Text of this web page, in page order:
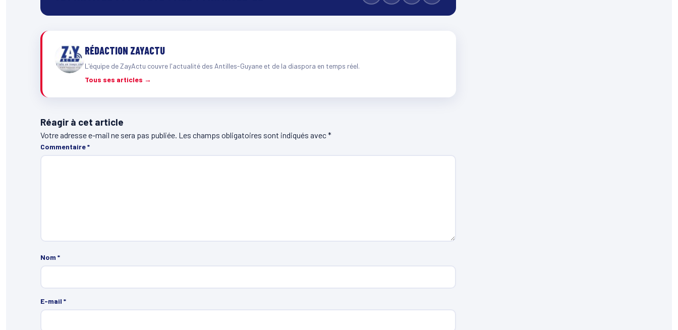
RÉDACTION ZAYACTU
L'équipe de ZayActu couvre l'actualité des Antilles-Guyane et de la diaspora en temps réel.
Tous ses articles →
Réagir à cet article
Votre adresse e-mail ne sera pas publiée. Les champs obligatoires sont indiqués avec*
Commentaire*
Nom *
E-mail *